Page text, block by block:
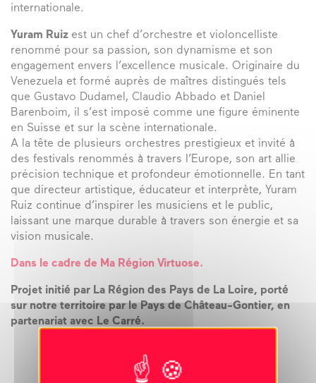
internationale.
Yuram Ruiz est un chef d’orchestre et violoncelliste
renommé pour sa passion, son dynamisme et son
engagement envers l’excellence musicale. Originaire du
Venezuela et formé auprès de maîtres distingués tels
que Gustavo Dudamel, Claudio Abbado et Daniel
Barenboim, il s’est imposé comme une figure éminente
en Suisse et sur la scène internationale.
A la tête de plusieurs orchestres prestigieux et invité à
des festivals renommés à travers l’Europe, son art allie
précision technique et profondeur émotionnelle. En tant
que directeur artistique, éducateur et interprète, Yuram
Ruiz continue d’inspirer les musiciens et le public,
laissant une marque durable à travers son énergie et sa
vision musicale.
Dans le cadre de Ma Région Virtuose.
Projet initié par La Région des Pays de La Loire, porté
sur notre territoire par le Pays de Château-Gontier, en
partenariat avec Le Carré.